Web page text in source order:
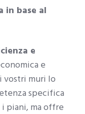
in base al
e
e
vostri muri lo
specifica
piani, ma offre